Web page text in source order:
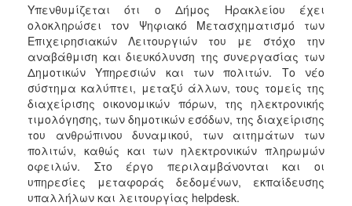
Υπενθυμίζεται ότι ο Δήμος Ηρακλείου έχει
ολοκληρώσει τον Ψηφιακό Μετασχηματισμό των
Επιχειρησιακών Λειτουργιών του με στόχο την
αναβάθμιση και διευκόλυνση της συνεργασίας των
Δημοτικών Υπηρεσιών και των πολιτών. Το νέο
σύστημα καλύπτει, μεταξύ άλλων, τους τομείς της
διαχείρισης οικονομικών πόρων, της ηλεκτρονικής
τιμολόγησης, των δημοτικών εσόδων, της διαχείρισης
του ανθρώπινου δυναμικού, των αιτημάτων των
πολιτών, καθώς και των ηλεκτρονικών πληρωμών
οφειλών. Στο έργο περιλαμβάνονται και οι
υπηρεσίες μεταφοράς δεδομένων, εκπαίδευσης
υπαλλήλων και λειτουργίας helpdesk.